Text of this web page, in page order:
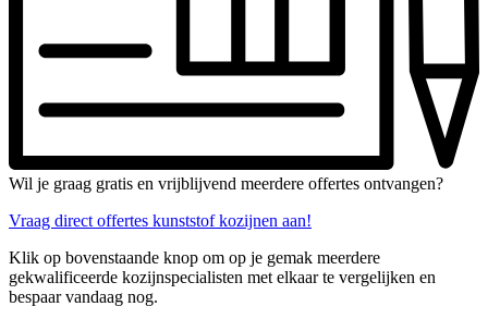
Wil je graag gratis en vrijblijvend meerdere offertes ontvangen?
Vraag direct offertes kunststof kozijnen aan!
Klik op bovenstaande knop om op je gemak meerdere
gekwalificeerde kozijnspecialisten met elkaar te vergelijken en
bespaar vandaag nog.